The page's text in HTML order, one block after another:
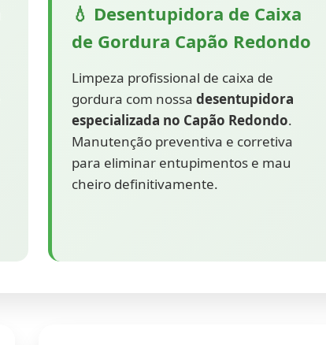
💧 Desentupidora de Caixa
de Gordura Capão Redondo
Limpeza profissional de caixa de
gordura com nossa desentupidora
especializada no Capão Redondo.
Manutenção preventiva e corretiva
para eliminar entupimentos e mau
cheiro definitivamente.